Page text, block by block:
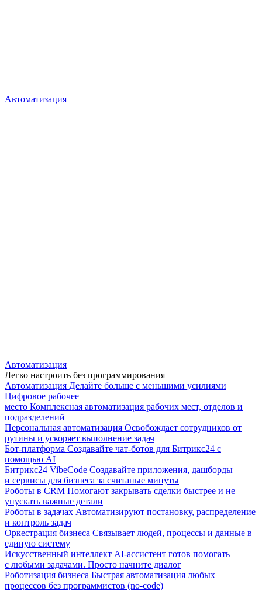
Автоматизация
Автоматизация
Легко настроить без программирования
Автоматизация Делайте больше с меньшими усилиями
Цифровое рабочее
место Комплексная автоматизация рабочих мест, отделов и
подразделений
Персональная автоматизация Освобождает сотрудников от
рутины и ускоряет выполнение задач
Бот-платформа Создавайте чат-ботов для Битрикс24 с
помощью AI
Битрикс24 VibeCode Создавайте приложения, дашборды
и сервисы для бизнеса за считаные минуты
Роботы в CRM Помогают закрывать сделки быстрее и не
упускать важные детали
Роботы в задачах Автоматизируют постановку, распределение
и контроль задач
Оркестрация бизнеса Связывает людей, процессы и данные в
единую систему
Искусственный интеллект AI-ассистент готов помогать
с любыми задачами. Просто начните диалог
Роботизация бизнеса Быстрая автоматизация любых
процессов без программистов (no-code)